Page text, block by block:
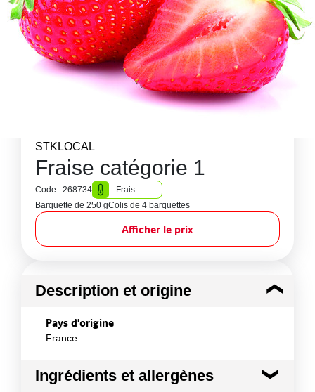
STKLOCAL
Fraise catégorie 1
Code : 268734
Frais
Barquette de 250 gColis de 4 barquettes
Afficher le prix
Description et origine
Pays d'origine
France
Ingrédients et allergènes